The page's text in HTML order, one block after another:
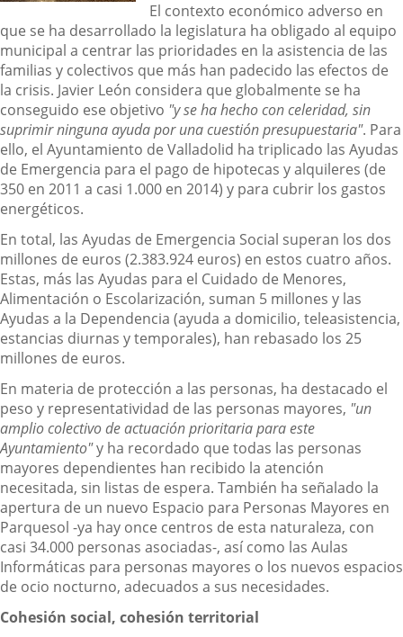
El contexto económico adverso en
que se ha desarrollado la legislatura ha obligado al equipo
municipal a centrar las prioridades en la asistencia de las
familias y colectivos que más han padecido las efectos de
la crisis. Javier León considera que globalmente se ha
conseguido ese objetivo "y se ha hecho con celeridad, sin
suprimir ninguna ayuda por una cuestión presupuestaria". Para
ello, el Ayuntamiento de Valladolid ha triplicado las Ayudas
de Emergencia para el pago de hipotecas y alquileres (de
350 en 2011 a casi 1.000 en 2014) y para cubrir los gastos
energéticos.
En total, las Ayudas de Emergencia Social superan los dos
millones de euros (2.383.924 euros) en estos cuatro años.
Estas, más las Ayudas para el Cuidado de Menores,
Alimentación o Escolarización, suman 5 millones y las
Ayudas a la Dependencia (ayuda a domicilio, teleasistencia,
estancias diurnas y temporales), han rebasado los 25
millones de euros.
En materia de protección a las personas, ha destacado el
peso y representatividad de las personas mayores, "un
amplio colectivo de actuación prioritaria para este
Ayuntamiento"y ha recordado que todas las personas
mayores dependientes han recibido la atención
necesitada, sin listas de espera. También ha señalado la
apertura de un nuevo Espacio para Personas Mayores en
Parquesol -ya hay once centros de esta naturaleza, con
casi 34.000 personas asociadas-, así como las Aulas
Informáticas para personas mayores o los nuevos espacios
de ocio nocturno, adecuados a sus necesidades.
Cohesión social, cohesión territorial